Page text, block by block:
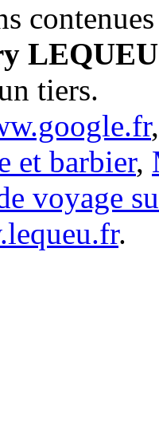
LEQUEU
tiers.
et barbier,
voyage
.